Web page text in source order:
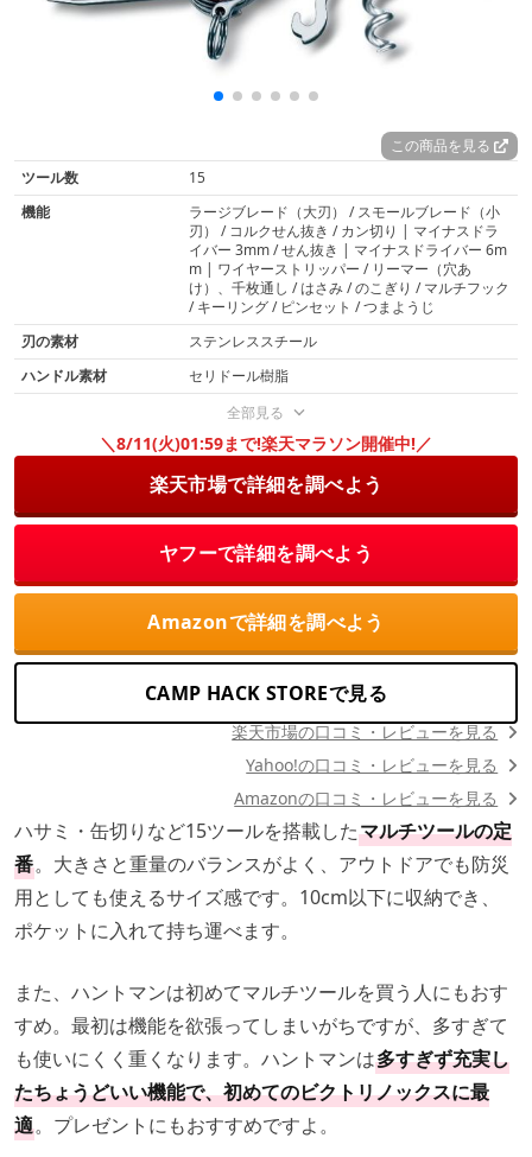
この商品を見る
ツール数
15
機能
ラージブレード（大刃） / スモールブレード（小
刃） / コルクせん抜き / カン切り | マイナスドラ
イバー 3mm / せん抜き | マイナスドライバー 6m
m | ワイヤーストリッパー / リーマー（穴あ
け）、千枚通し / はさみ / のこぎり / マルチフック
/ キーリング / ピンセット / つまようじ
刃の素材
ステンレススチール
ハンドル素材
セリドール樹脂
全部見る
＼8/11(火)01:59まで!楽天マラソン開催中!／
楽天市場で詳細を調べよう
ヤフーで詳細を調べよう
Amazonで詳細を調べよう
CAMP HACK STOREで見る
ハサミ・缶切りなど15ツールを搭載したマルチツールの定
番。大きさと重量のバランスがよく、アウトドアでも防災
用としても使えるサイズ感です。10cm以下に収納でき、
ポケットに入れて持ち運べます。
また、ハントマンは初めてマルチツールを買う人にもおす
すめ。最初は機能を欲張ってしまいがちですが、多すぎて
も使いにくく重くなります。ハントマンは多すぎず充実し
たちょうどいい機能で、初めてのビクトリノックスに最
適。プレゼントにもおすすめですよ。
楽天市場の口コミ・レビューを見る
Yahoo!の口コミ・レビューを見る
Amazonの口コミ・レビューを見る